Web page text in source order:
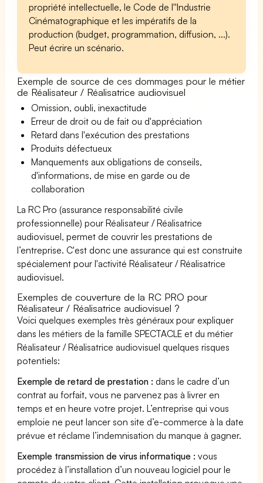
propriété intellectuelle, le Code de l''Industrie
Cinématographique et les impératifs de la
production (budget, programmation, diffusion, ...).
Peut écrire un scénario.
Exemple de source de ces dommages pour le métier
de Réalisateur / Réalisatrice audiovisuel
Omission, oubli, inexactitude
Erreur de droit ou de fait ou d'appréciation
Retard dans l'exécution des prestations
Produits défectueux
Manquements aux obligations de conseils,
d'informations, de mise en garde ou de
collaboration
La RC Pro (assurance responsabilité civile
professionnelle) pour Réalisateur / Réalisatrice
audiovisuel, permet de couvrir les prestations de
l’entreprise. C'est donc une assurance qui est construite
spécialement pour l'activité Réalisateur / Réalisatrice
audiovisuel.
Exemples de couverture de la RC PRO pour
Réalisateur / Réalisatrice audiovisuel ?
Voici quelques exemples très généraux pour expliquer
dans les métiers de la famille SPECTACLE et du métier
Réalisateur / Réalisatrice audiovisuel quelques risques
potentiels:
Exemple de retard de prestation : dans le cadre d’un
contrat au forfait, vous ne parvenez pas à livrer en
temps et en heure votre projet. L’entreprise qui vous
emploie ne peut lancer son site d’e-commerce à la date
prévue et réclame l’indemnisation du manque à gagner.
Exemple transmission de virus informatique : vous
procédez à l’installation d’un nouveau logiciel pour le